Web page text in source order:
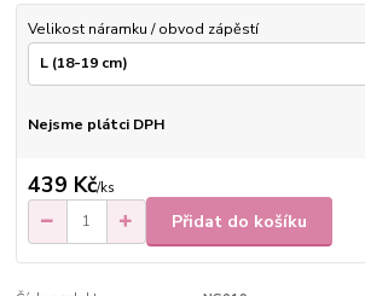
Velikost náramku / obvod zápěstí
Nejsme plátci DPH
439 Kč/ks
Přidat do košíku